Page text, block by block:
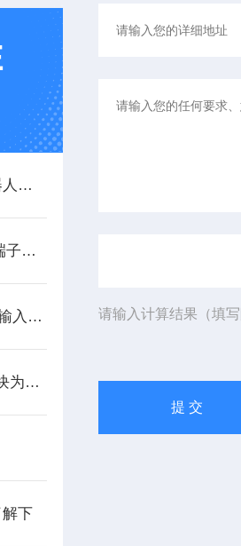
是伙伴还是敌人？工业机器人的未来之路
简述连接1769-OW16接线端子所需要注意的事项
不知道了吧！1756-EN2TR输入模块是数控系统动力的保障
1756-IB16数字直流输入模块为整个自动化系统提供精准的数据支撑
下
请输入计算结果（填